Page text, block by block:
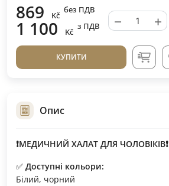
869 Kč
без ПДВ
1 100 Kč
з ПДВ − +
КУПИТИ
Опис
❗МЕДИЧНИЙ ХАЛАТ ДЛЯ ЧОЛОВІКІВ❗
✅ Доступні кольори:
Білий, чорний